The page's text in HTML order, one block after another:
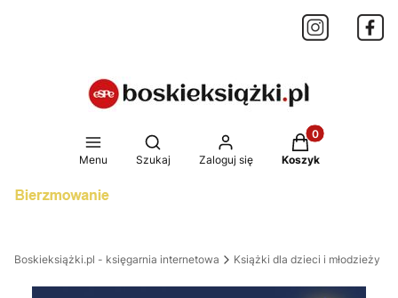
Menu
Otwórz wyszukiwarkę
Szukaj Zaloguj się
Produkty w
Koszyk
Boskieksiążki.pl - księgarnia internetowa Książki dla dzieci i młodzieży